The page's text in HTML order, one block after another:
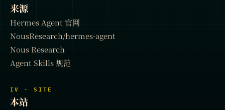
来源
Hermes Agent 官网
NousResearch/hermes-agent
Nous Research
Agent Skills 规范
IV · SITE
本站